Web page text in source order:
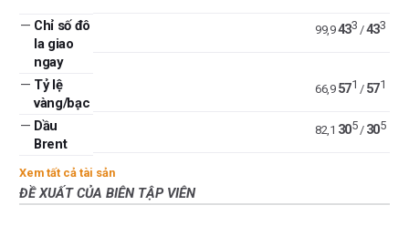
— Chỉ số đô
la giao
ngay
99,9 433 /433
— Tỷ lệ
vàng/bạc
66,9 571 / 571
— Dầu
Brent
82,1 305/ 305
Xem tất cả tài sản
ĐỀ XUẤT CỦA BIÊN TẬP VIÊN